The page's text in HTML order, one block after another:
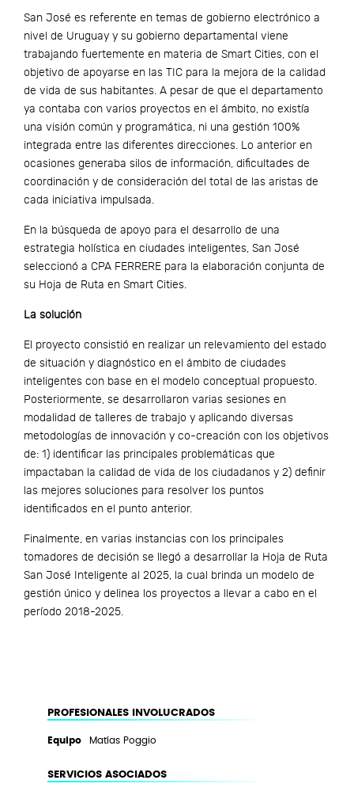
San José es referente en temas de gobierno electrónico a
nivel de Uruguay y su gobierno departamental viene
trabajando fuertemente en materia de Smart Cities, con el
objetivo de apoyarse en las TIC para la mejora de la calidad
de vida de sus habitantes. A pesar de que el departamento
ya contaba con varios proyectos en el ámbito, no existía
una visión común y programática, ni una gestión 100%
integrada entre las diferentes direcciones. Lo anterior en
ocasiones generaba silos de información, dificultades de
coordinación y de consideración del total de las aristas de
cada iniciativa impulsada.
En la búsqueda de apoyo para el desarrollo de una
estrategia holística en ciudades inteligentes, San José
seleccionó a CPA FERRERE para la elaboración conjunta de
su Hoja de Ruta en Smart Cities.
La solución
El proyecto consistió en realizar un relevamiento del estado
de situación y diagnóstico en el ámbito de ciudades
inteligentes con base en el modelo conceptual propuesto.
Posteriormente, se desarrollaron varias sesiones en
modalidad de talleres de trabajo y aplicando diversas
metodologías de innovación y co-creación con los objetivos
de: 1) identificar las principales problemáticas que
impactaban la calidad de vida de los ciudadanos y 2) definir
las mejores soluciones para resolver los puntos
identificados en el punto anterior.
Finalmente, en varias instancias con los principales
tomadores de decisión se llegó a desarrollar la Hoja de Ruta
San José Inteligente al 2025, la cual brinda un modelo de
gestión único y delinea los proyectos a llevar a cabo en el
período 2018-2025.
PROFESIONALES INVOLUCRADOS
Equipo Matías Poggio
SERVICIOS ASOCIADOS